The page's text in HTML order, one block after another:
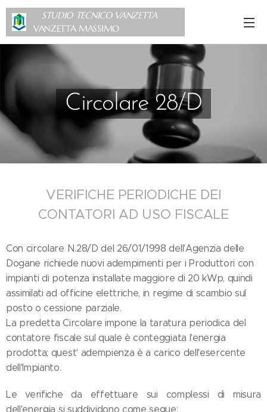
STUDIO TECNICO VANZETTA
VANZETTA MASSIMO
Circolare 28/D
VERIFICHE PERIODICHE DEI
CONTATORI AD USO FISCALE
Con circolare N.28/D del 26/01/1998 dell'Agenzia delle
Dogane richiede nuovi adempimenti per i Produttori con
impianti di potenza installate maggiore di 20 kWp, quindi
assimilati ad officine elettriche, in regime di scambio sul
posto o cessione parziale.
La predetta Circolare impone la taratura periodica del
contatore fiscale sul quale è conteggiata l'energia
prodotta; quest' adempienza è a carico dell'esercente
dell'Impianto.
Le verifiche da effettuare sui complessi di misura
dell'energia si suddividono come segue: